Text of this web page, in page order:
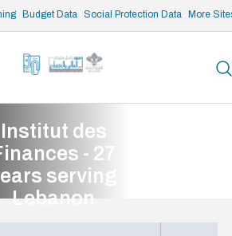
Budget Data Social Protection Data More
Institut des
- 27
serving
Lebanon